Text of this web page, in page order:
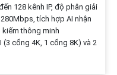
128 kênh IP, độ phân giải
tích hợp AI nhận
kiếm thông minh
cổng 4K, 1 cổng 8K) và 2